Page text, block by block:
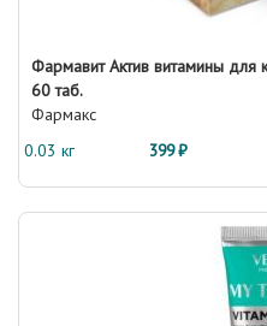
Фармавит Актив витамины для
60 таб.
Фармакс
0.03 кг
399 ₽